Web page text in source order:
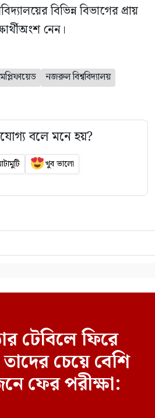
বিভিন্ন বিভাগের প্রায়
নেন।
নজরুল বিশ্ববিদ্যালয়
বলে মনে হয়?
খুব ভালো
টেবিলে ফিরে
চেয়ে বেশি
ফের পরীক্ষা: